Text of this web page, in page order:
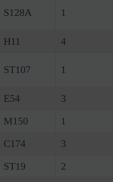
S128A 1
H11 4
ST107 1
E54
3
M150
1
C174
3
ST19
2